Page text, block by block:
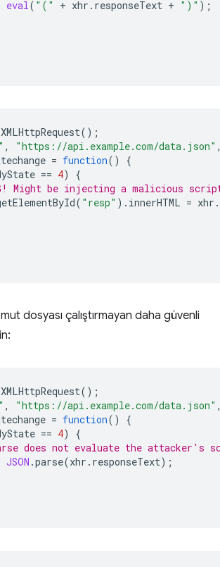
eval( "(" + xhr . responseText + ")" );
XMLHttpRequest();
, "https://api.example.com/data.json"
= function()
{
== 4)
{
Might be injecting a malicious
( "resp" ). innerHTML = xhr .
dosyası çalıştırmayan daha güvenli
XMLHttpRequest();
, "https://api.example.com/data.json"
= function()
{
== 4)
{
does not evaluate the attacker's
JSON .parse(xhr . responseText);